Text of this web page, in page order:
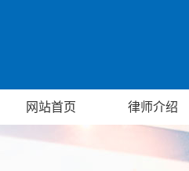
网站首页 律师介绍